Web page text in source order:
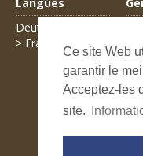
Ce site Web
garantir le
Acceptez-les
site.
Deutsch
> Français